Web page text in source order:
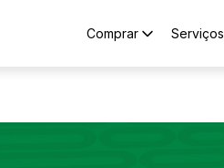
Comprar Serviços